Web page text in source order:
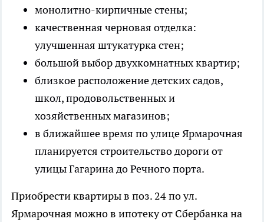
монолитно-кирпичные стены;
качественная черновая отделка:
улучшенная штукатурка стен;
большой выбор двухкомнатных квартир;
близкое расположение детских садов,
школ, продовольственных и
хозяйственных магазинов;
в ближайшее время по улице Ярмарочная
планируется строительство дороги от
улицы Гагарина до Речного порта.
Приобрести квартиры в поз. 24 по ул.
Ярмарочная можно в ипотеку от Сбербанка на